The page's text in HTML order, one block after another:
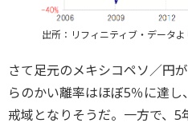
出所：リフィニティブ・データ
さて足元のメキシコペソ／円
らのかい離率はほぼ5％に達
戒域となりそうだ。一方で、